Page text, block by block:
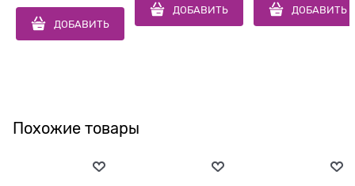
ДОБАВИТЬ
ДОБАВИТЬ ДОБАВИТЬ
Похожие товары